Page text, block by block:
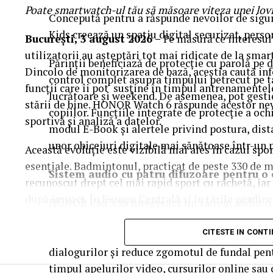
Concepută pentru a răspunde nevoilor de
Kids creează un spațiu digital securizat,
Părinții beneficiază de protecție cu parolă
control complet asupra timpului petrecut pe
lucrătoare și weekend. De asemenea, pot
copiilor. Funcțiile integrate de protecție a
modul E-Book și alertele privind postura,
unor obiceiuri digitale mai sănătoase într-
Sistem audio cu patru difuzoare pentru
HONOR Sound, pentru un sunet clar și
calitatea redării, iar funcția inteligentă de
dialogurilor și reduce zgomotul de fundal
timpul apelurilor video, cursurilor online
Orange Shop Victoriei (9:00 – 18:00)
Orange Shop Plaza (12:00 – 20:00)
Orange Shop Park Lake (12:00 – 20:00)
Incepand cu luni, 3.08, batarile pot fi comandate si
Intre 3 si 6 august: 10:00 – 20:00
Vineri, 7 august: 10:00 – 13:00
Ridicarea bratarilor inainte de festival se poate
abonamente sau invitatii de tip full pass.
Intrarea in festival se face, ca in fiecare an, din
Program acces:
Poate smartwatch-ul tăusă măsoare viteza unei
București,3 august 2026–Pe măsură ce
utilizatorii au așteptări tot mai ridicate de la
Dincolo de monitorizarea de bază, aceștia caută
funcții care îi pot susține în timpul
stării de bine. HONOR Watch 6 răspunde acestor
sportivă și analiză a datelor.
Această evoluție este vizibilă mai ales în cazul
esențiale. Badmintonul, practicat de peste 330 de
recunoscut drept cel mai rapid sport cu rachetă,
câștige popularitate ca activități practicate pe tot
Într-un sport în care reacțiile se măsoară în
suficienți pentru o evaluare completă. Datele
CITESTE IN